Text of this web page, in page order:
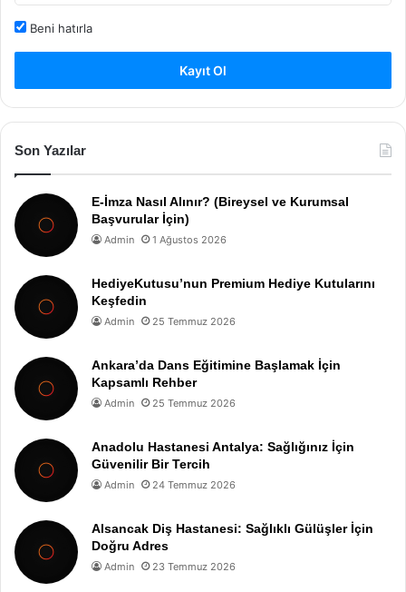
Beni hatırla
Kayıt Ol
Son Yazılar
E-İmza Nasıl Alınır? (Bireysel ve Kurumsal
Başvurular İçin)
Admin 1 Ağustos 2026
HediyeKutusu’nun Premium Hediye Kutularını
Keşfedin
Admin 25 Temmuz 2026
Ankara’da Dans Eğitimine Başlamak İçin
Kapsamlı Rehber
Admin 25 Temmuz 2026
Anadolu Hastanesi Antalya: Sağlığınız İçin
Güvenilir Bir Tercih
Admin 24 Temmuz 2026
Alsancak Diş Hastanesi: Sağlıklı Gülüşler İçin
Doğru Adres
Admin 23 Temmuz 2026